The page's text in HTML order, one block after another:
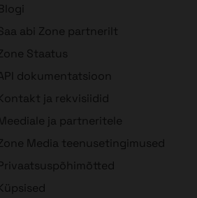
abi Zone partnerilt
Staatus
dokumentatsioon
ja rekvisiidid
ja partneritele
Media teenusetingimused